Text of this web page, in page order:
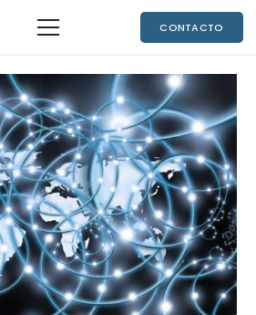
CONTACTO